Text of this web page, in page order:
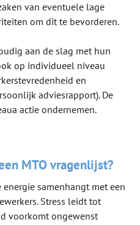
van eventuele lage
om dit te bevorderen.
aan de slag met hun
op individueel niveau
en
adviesrapport). De
actie ondernemen.
MTO vragenlijst?
samenhangt met een
Stress leidt tot
voorkomt ongewenst